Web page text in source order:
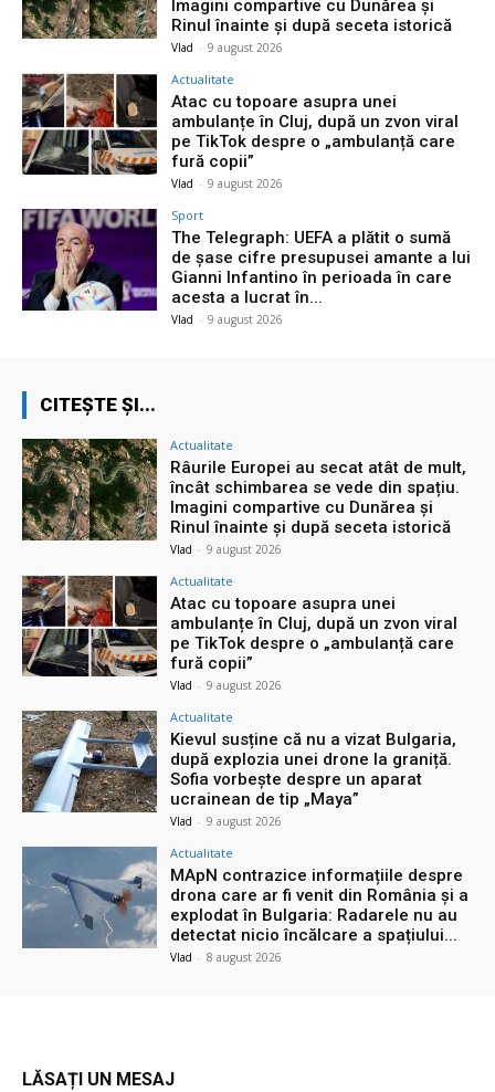
Imagini compartive cu Dunărea și
Rinul înainte și după seceta istorică
Vlad - 9 august 2026
Actualitate
Atac cu topoare asupra unei
ambulanțe în Cluj, după un zvon viral
pe TikTok despre o „ambulanță care
fură copii”
Vlad - 9 august 2026
Sport
The Telegraph: UEFA a plătit o sumă
de șase cifre presupusei amante a lui
Gianni Infantino în perioada în care
acesta a lucrat în...
Vlad - 9 august 2026
CITEȘTE ȘI...
Actualitate
Râurile Europei au secat atât de mult,
încât schimbarea se vede din spațiu.
Imagini compartive cu Dunărea și
Rinul înainte și după seceta istorică
Vlad - 9 august 2026
Actualitate
Atac cu topoare asupra unei
ambulanțe în Cluj, după un zvon viral
pe TikTok despre o „ambulanță care
fură copii”
Vlad - 9 august 2026
Actualitate
Kievul susține că nu a vizat Bulgaria,
după explozia unei drone la graniță.
Sofia vorbește despre un aparat
ucrainean de tip „Maya”
Vlad - 9 august 2026
Actualitate
MApN contrazice informațiile despre
drona care ar fi venit din România și a
explodat în Bulgaria: Radarele nu au
detectat nicio încălcare a spațiului...
Vlad - 8 august 2026
LĂSAȚI UN MESAJ